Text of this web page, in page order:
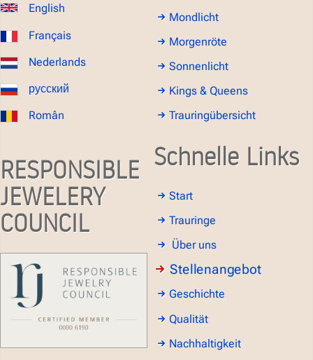
English
Français
Nederlands
русский
Român
RESPONSIBLE
JEWELERY
COUNCIL
Mondlicht
Morgenröte
Sonnenlicht
Kings & Queens
Trauringübersicht
Schnelle Links
Start
Trauringe
Über uns
Stellenangebot
Geschichte
Qualität
Nachhaltigkeit